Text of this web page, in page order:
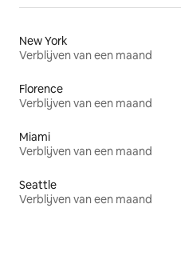
New York
Verblijven van een maand
Florence
Verblijven van een maand
Miami
Verblijven van een maand
Seattle
Verblijven van een maand